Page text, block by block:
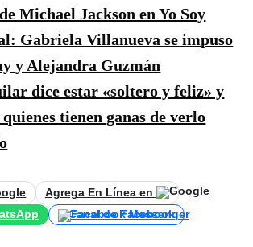
Michael Jackson en Yo Soy
Gabriela Villanueva se impuso
y Alejandra Guzmán
dice estar «soltero y feliz» y
tienen ganas de verlo
Agrega En Línea en
Canal de Facebook